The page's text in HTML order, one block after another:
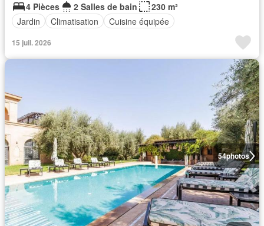
4 Pièces
2 Salles de bain
230 m²
Jardin
Climatisation Cuisine équipée
15 juil. 2026
54photos